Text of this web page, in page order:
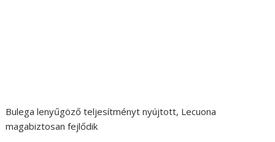
Bulega lenyűgöző teljesítményt nyújtott, Lecuona
magabiztosan fejlődik